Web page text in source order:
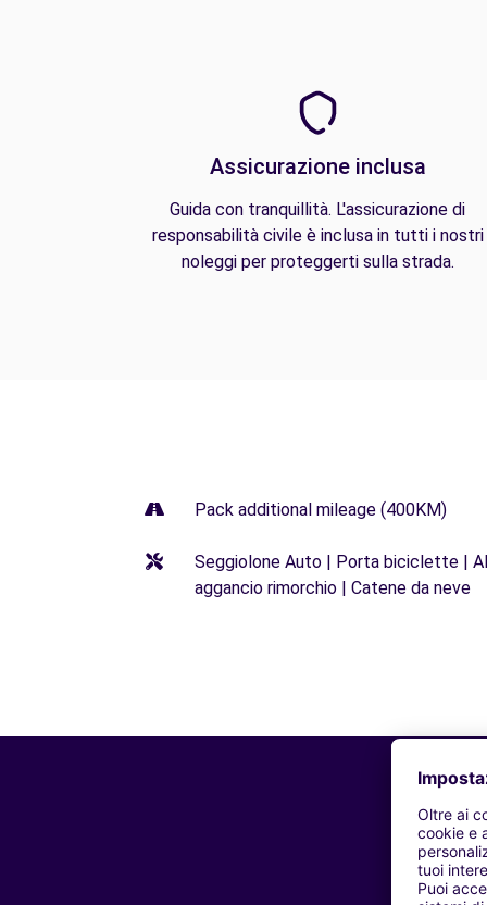
Assicurazione inclusa
Guida con tranquillità. L'assicurazione di
responsabilità civile è inclusa in tutti i nostri
noleggi per proteggerti sulla strada.
Pack additional mileage (400KM)
Seggiolone Auto | Porta biciclette |
aggancio rimorchio | Catene da neve